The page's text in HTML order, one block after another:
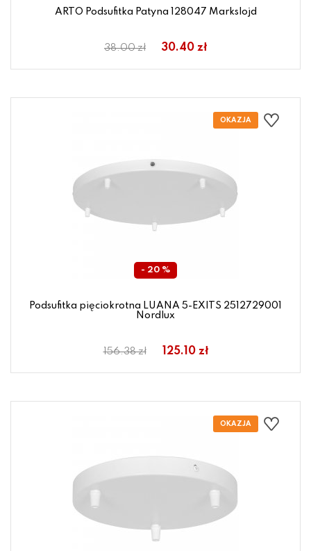
ARTO Podsufitka Patyna 128047 Markslojd
38.00 zł 30.40 zł
- 20 %
Podsufitka pięciokrotna LUANA 5-EXITS 2512729001
Nordlux
156.38 zł 125.10 zł